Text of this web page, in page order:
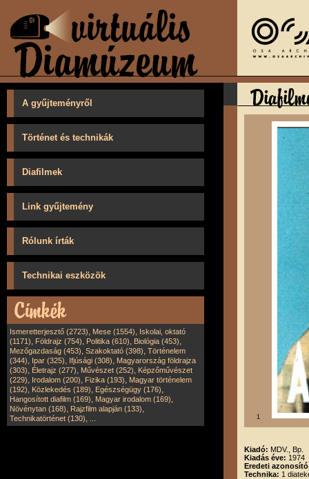
A gyűjteményről
Történet és technikák
Diafilmek
Link gyűjtemény
Rólunk írták
Technikai eszközök
Ismeretterjesztő (2723), Mese (1554), Iskolai, oktató
(1171), Földrajz (754), Politika (610), Biológia (453),
Mezőgazdaság (453), Szakoktató (398), Történelem
(344), Ipar (325), Ifjúsági (308), Magyarország földrajza
(303), Életrajz (277), Művészet (252), Képzőművészet
(229), Irodalom (200), Fizika (193), Magyar történelem
(192), Közlekedés (189), Egészségügy (176),
Hangosított diafilm (169), Magyar irodalom (169),
Növénytan (168), Rajzfilm alapján (133),
Technikatörténet (130), 1
Kiadó: MDV., Bp.
Kiadás éve: 1974
Eredeti
Technika: 1